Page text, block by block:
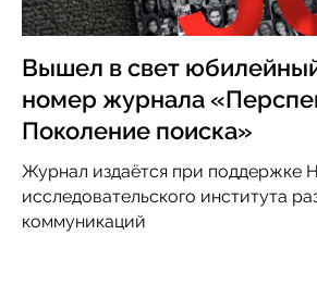
Вышел в свет
номер журнала
Поколение поиска»
Журнал издаётся при поддержке
исследовательского института
коммуникаций